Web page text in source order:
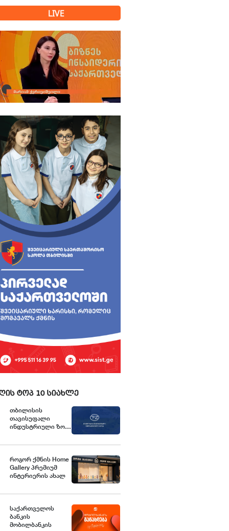
LIVE
ტოპ 10 სიახლე
თბილისის
თავისუფალი
ინდუსტრიული ზონა
ავრცელებს
როგორ ქმნის Home
Gallery პრემიუმ
ინტერიერის ახალ
საქართველოში
საქართველოს
ბანკის
მობილბანკის